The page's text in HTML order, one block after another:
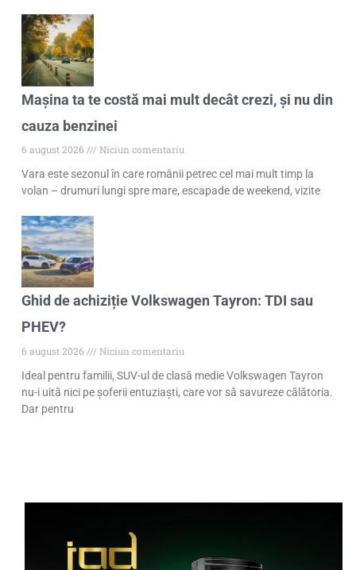
Mașina ta te costă mai mult decât crezi, și nu din
cauza benzinei
6 august 2026
Niciun comentariu
Vara este sezonul în care românii petrec cel mai mult timp la
volan – drumuri lungi spre mare, escapade de weekend, vizite
Ghid de achiziție Volkswagen Tayron: TDI sau
PHEV?
6 august 2026
Niciun comentariu
Ideal pentru familii, SUV-ul de clasă medie Volkswagen Tayron
nu-i uită nici pe șoferii entuziaști, care vor să savureze călătoria.
Dar pentru